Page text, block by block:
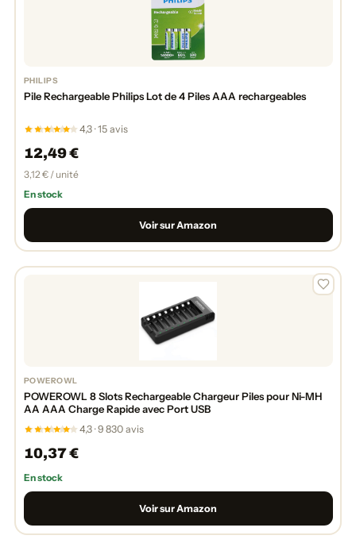
PHILIPS
Pile Rechargeable Philips Lot de 4 Piles AAA rechargeables
4,3 · 15 avis
12,49 €
3,12 € / unité
En stock
Voir sur Amazon
POWEROWL
POWEROWL 8 Slots Rechargeable Chargeur Piles pour Ni-MH
AA AAA Charge Rapide avec Port USB
4,3 · 9 830 avis
10,37 €
En stock
Voir sur Amazon